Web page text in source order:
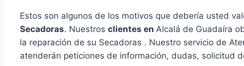
Estos son algunos de los motivos que debería usted
Secadoras. Nuestros clientes en Alcalá de Guadaíra
la reparación de su Secadoras . Nuestro servicio de
atenderán peticiones de información, dudas, solicitud